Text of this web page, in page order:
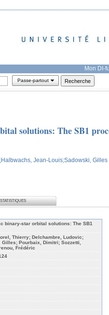
Mon DI-
Passe-partout
solutions: The SB1
;Halbwachs, Jean-Louis;Sadowski, Gilles
STATISTIQUES
binary-star orbital solutions: The SB1
Thierry; Delchambre, Ludovic;
Pourbaix, Dimitri; Sozzetti,
Frédéric